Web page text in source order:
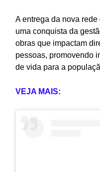
A entrega da nova
uma conquista da
obras que impactam
pessoas, promovendo
de vida para a
VEJA MAIS: